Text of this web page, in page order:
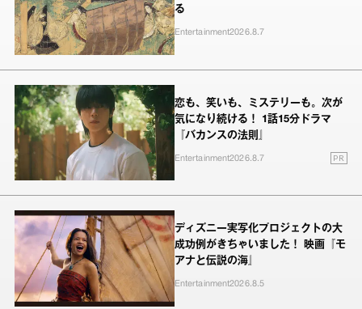
る
Entertainment2026.8.7
恋も、笑いも、ミステリーも。次が
気になり続ける！ 1話15分ドラマ
『バカンスの法則』
Entertainment2026.8.7 PR
ディズニー実写化プロジェクトの大
成功例がきちゃいました！ 映画『モ
アナと伝説の海』
Entertainment2026.8.5